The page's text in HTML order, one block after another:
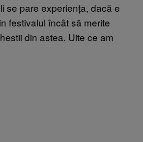
se pare experiența, dacă e
festivalul încât să merite
din astea. Uite ce am